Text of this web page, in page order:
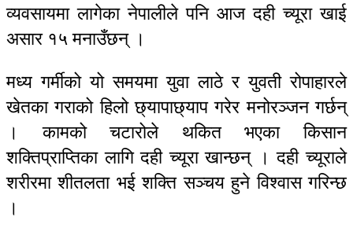
व्यवसायमा लागेका नेपालीले पनि आज दही च्यूरा खाई
असार १५ मनाउँछन् ।
मध्य गर्मीको यो समयमा युवा लाठे र युवती रोपाहारले
खेतका गराको हिलो छ्यापाछ्याप गरेर मनोरञ्जन गर्छन्
। कामको चटारोले थकित भएका किसान
शक्तिप्राप्तिका लागि दही च्यूरा खान्छन् । दही च्यूराले
शरीरमा शीतलता भई शक्ति सञ्चय हुने विश्वास गरिन्छ
।